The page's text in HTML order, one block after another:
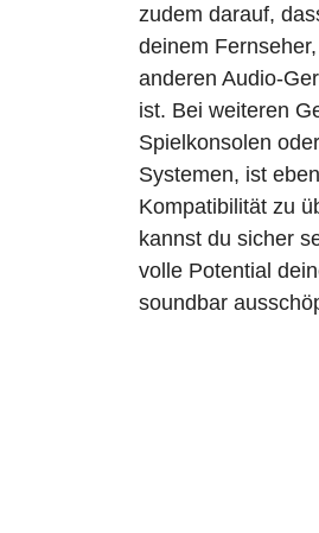
zudem darauf,
deinem
anderen Audio-
ist. Bei weiteren
Spielkonsolen
Systemen, ist
Kompatibilität zu
kannst du sicher
volle Potential
soundbar